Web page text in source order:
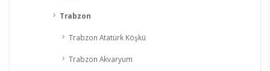
Trabzon
Trabzon Atatürk Köşkü
Trabzon Akvaryum